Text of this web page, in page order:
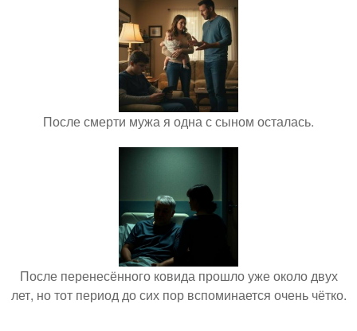
После смерти мужа я одна с сыном осталась.
После перенесённого ковида прошло уже около двух
лет, но тот период до сих пор вспоминается очень чётко.